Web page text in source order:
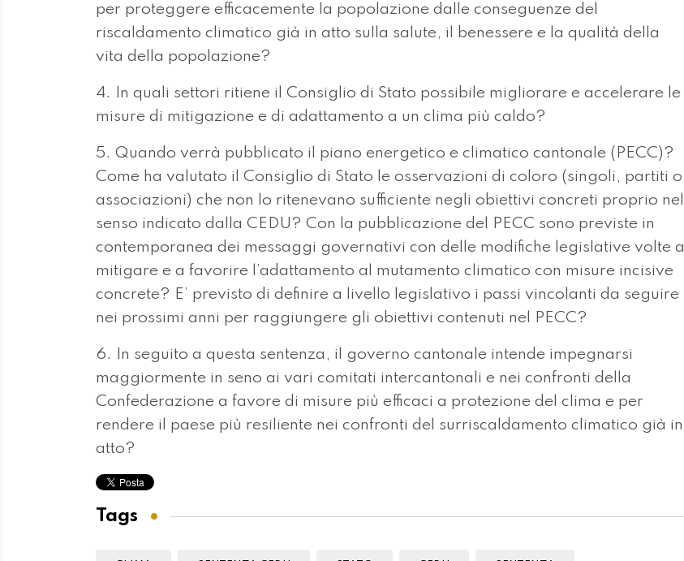
per proteggere efficacemente la popolazione dalle conseguenze del
riscaldamento climatico già in atto sulla salute, il benessere e la qualità della
vita della popolazione?
4. In quali settori ritiene il Consiglio di Stato possibile migliorare e accelerare le
misure di mitigazione e di adattamento a un clima più caldo?
5. Quando verrà pubblicato il piano energetico e climatico cantonale (PECC)?
Come ha valutato il Consiglio di Stato le osservazioni di coloro (singoli, partiti o
associazioni) che non lo ritenevano sufficiente negli obiettivi concreti proprio nel
senso indicato dalla CEDU? Con la pubblicazione del PECC sono previste in
contemporanea dei messaggi governativi con delle modifiche legislative volte a
mitigare e a favorire l’adattamento al mutamento climatico con misure incisive
concrete? E’ previsto di definire a livello legislativo i passi vincolanti da seguire
nei prossimi anni per raggiungere gli obiettivi contenuti nel PECC?
6. In seguito a questa sentenza, il governo cantonale intende impegnarsi
maggiormente in seno ai vari comitati intercantonali e nei confronti della
Confederazione a favore di misure più efficaci a protezione del clima e per
rendere il paese più resiliente nei confronti del surriscaldamento climatico già in
atto?
Tags